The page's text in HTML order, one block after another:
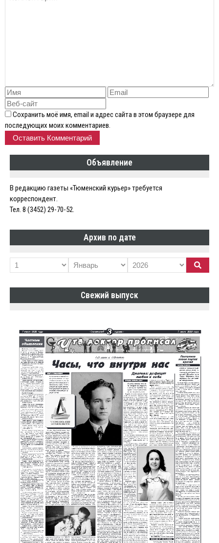
Сохранить моё имя, email и адрес сайта в этом браузере для
последующих моих комментариев.
Объявление
В редакцию газеты «Тюменский курьер» требуется
корреспондент.
Тел. 8 (3452) 29-70-52.
Архив по дате
Свежий выпуск